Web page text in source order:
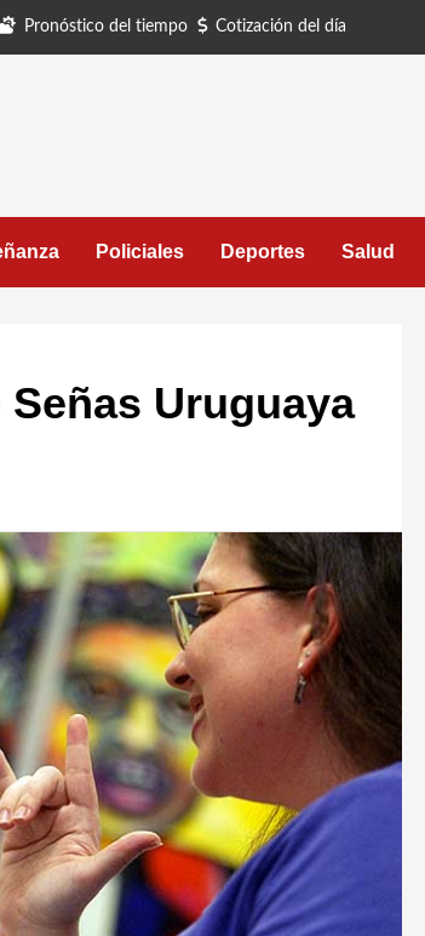
Pronóstico del tiempo Cotización del día
Policiales Deportes Salud
Uruguaya